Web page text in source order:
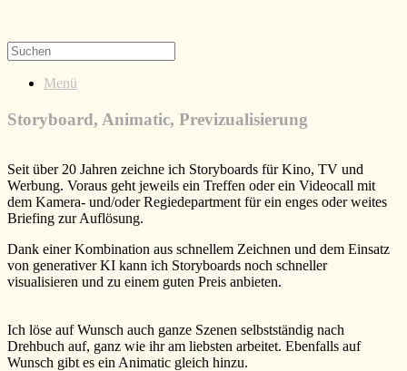
Menü
Storyboard, Animatic, Previzualisierung
Seit über 20 Jahren zeichne ich Storyboards für Kino, TV und
Werbung. Voraus geht jeweils ein Treffen oder ein Videocall mit
dem Kamera- und/oder Regiedepartment für ein enges oder weites
Briefing zur Auflösung.
Dank einer Kombination aus schnellem Zeichnen und dem Einsatz
von generativer KI kann ich Storyboards noch schneller
visualisieren und zu einem guten Preis anbieten.
Ich löse auf Wunsch auch ganze Szenen selbstständig nach
Drehbuch auf, ganz wie ihr am liebsten arbeitet. Ebenfalls auf
Wunsch gibt es ein Animatic gleich hinzu.